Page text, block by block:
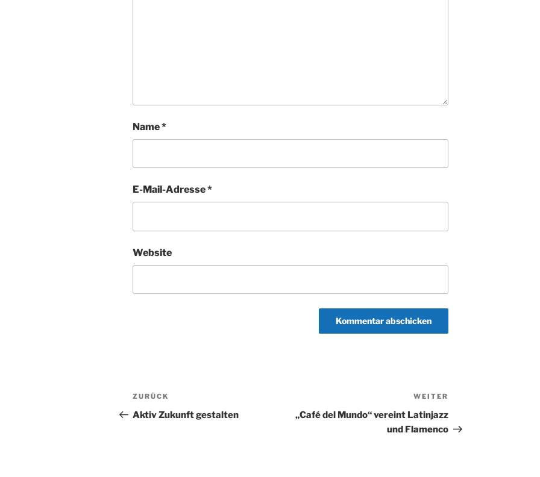
Name*
E-Mail-Adresse*
Website
Beitragsnavigation
Vorheriger
Beitrag
ZURÜCK
Aktiv Zukunft gestalten
Beitrag
WEITER
„Café del Mundo“ vereint Latinjazz
und Flamenco